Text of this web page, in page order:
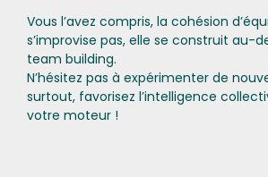
Vous l’avez compris, la cohésion
s’improvise pas, elle se construit au-
team building.
N’hésitez pas à expérimenter de
surtout, favorisez l’intelligence
votre moteur !